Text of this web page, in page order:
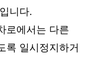
니다.
로에서는 다른
록 일시정지하거